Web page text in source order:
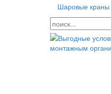
Шаровые краны